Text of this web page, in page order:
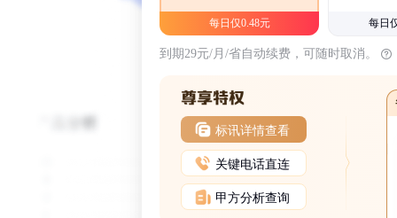
每日仅0.48元 每日
到期29元/月/省自动续费，可随时取消。
标讯详情查看
关键电话直连
甲方分析查询